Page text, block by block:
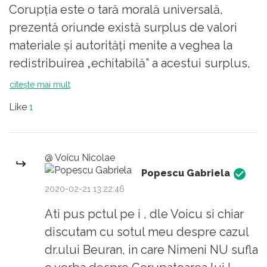
Corupția este o tară morală universală,
prezentă oriunde există surplus de valori
materiale și autorități menite a veghea la
redistribuirea „echitabilă” a acestui surplus,
reprezentând o acțiune ilegală în care sunt
resurse sau valori necuvenite;
* coruptul fiind cel care în virtutea funcției
de distribuitor a surplusului acceptă foloase
necuvenite de la corupător.
Amândoi sunt la fel de vinovați în fața
societății dacă nu și în fața legii. Ambii actori
au lacune serioase în ceea ce privește etica
și morala, amândurora le lipsesc cei „șapte
citește mai mult
Like 1
@ Voicu Nicolae
Popescu Gabriela
2020-02-21 13:22:46
Ati pus pctul pe i , dle Voicu si chiar
discutam cu sotul meu despre cazul
dr.ului Beuran, in care Nimeni NU sufla